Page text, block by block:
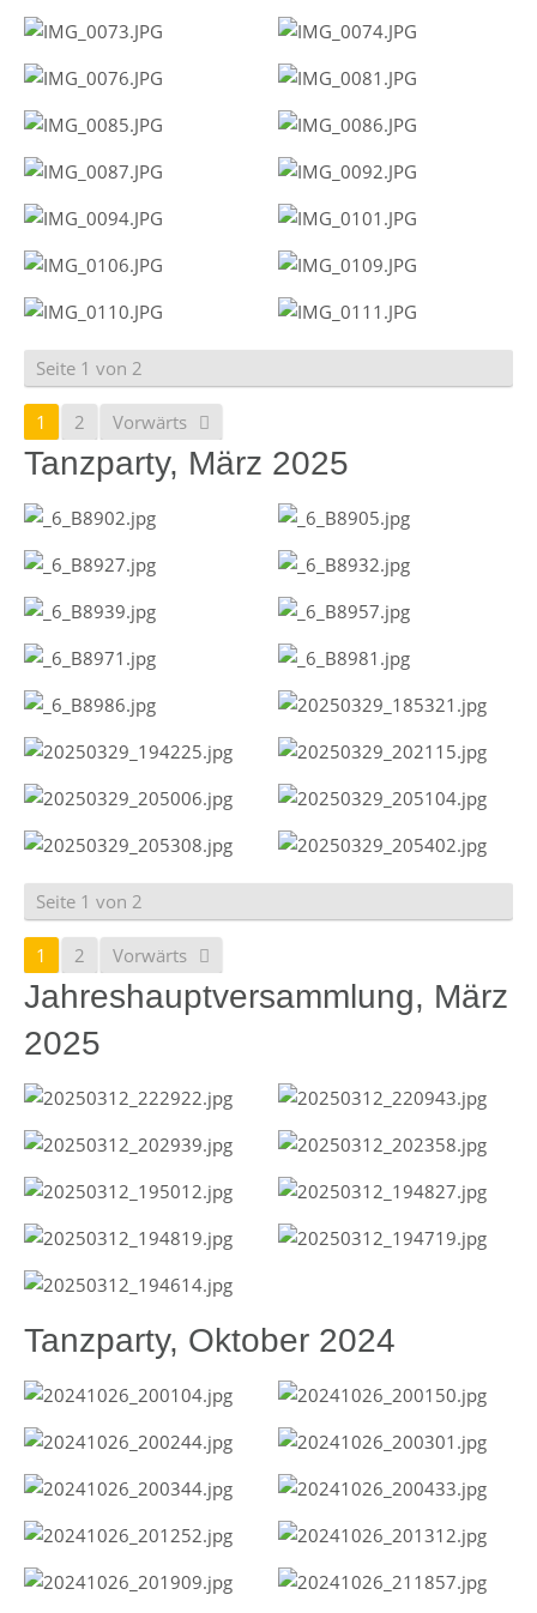
Seite 1 von 2
1 2 Vorwärts
Tanzparty, März 2025
Seite 1 von 2
1 2 Vorwärts
Jahreshauptversammlung, März
2025
Tanzparty, Oktober 2024